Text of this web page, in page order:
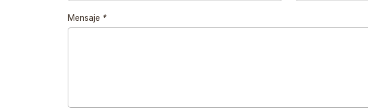
Mensaje *